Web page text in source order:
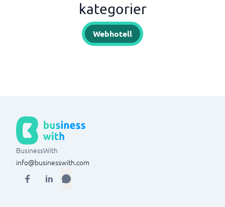
kategorier
Webhotell
BusinessWith
info@businesswith.com